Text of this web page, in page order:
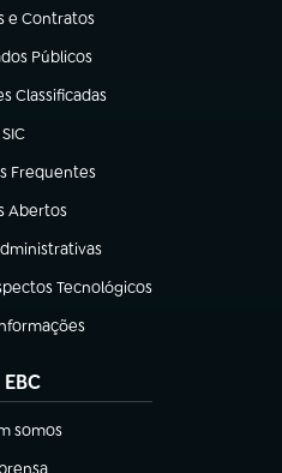
e Contratos
aba)
Públicos
aba)
Classificadas
aba)
SIC
(abre em nova aba)
Frequentes
aba)
Abertos
nova aba)
aba)
Tecnológicos
nova aba)
somos
nova aba)